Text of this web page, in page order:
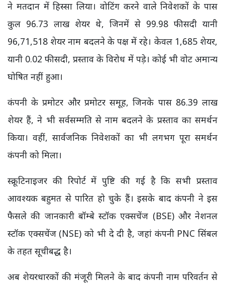
ने मतदान में हिस्सा लिया। वोटिंग करने वाले निवेशकों के पास
कुल 96.73 लाख शेयर थे, जिनमें से 99.98 फीसदी यानी
96,71,518 शेयर नाम बदलने के पक्ष में रहे। केवल 1,685 शेयर,
यानी 0.02 फीसदी, प्रस्ताव के विरोध में पड़े। कोई भी वोट अमान्य
घोषित नहीं हुआ।
कंपनी के प्रमोटर और प्रमोटर समूह, जिनके पास 86.39 लाख
शेयर हैं, ने भी सर्वसम्मति से नाम बदलने के प्रस्ताव का समर्थन
किया। वहीं, सार्वजनिक निवेशकों का भी लगभग पूरा समर्थन
कंपनी को मिला।
स्क्रूटिनाइजर की रिपोर्ट में पुष्टि की गई है कि सभी प्रस्ताव
आवश्यक बहुमत से पारित हो चुके हैं। इसके बाद कंपनी ने इस
फैसले की जानकारी बॉम्बे स्टॉक एक्सचेंज (BSE) और नेशनल
स्टॉक एक्सचेंज (NSE) को भी दे दी है, जहां कंपनी PNC सिंबल
के तहत सूचीबद्ध है।
अब शेयरधारकों की मंजूरी मिलने के बाद कंपनी नाम परिवर्तन से